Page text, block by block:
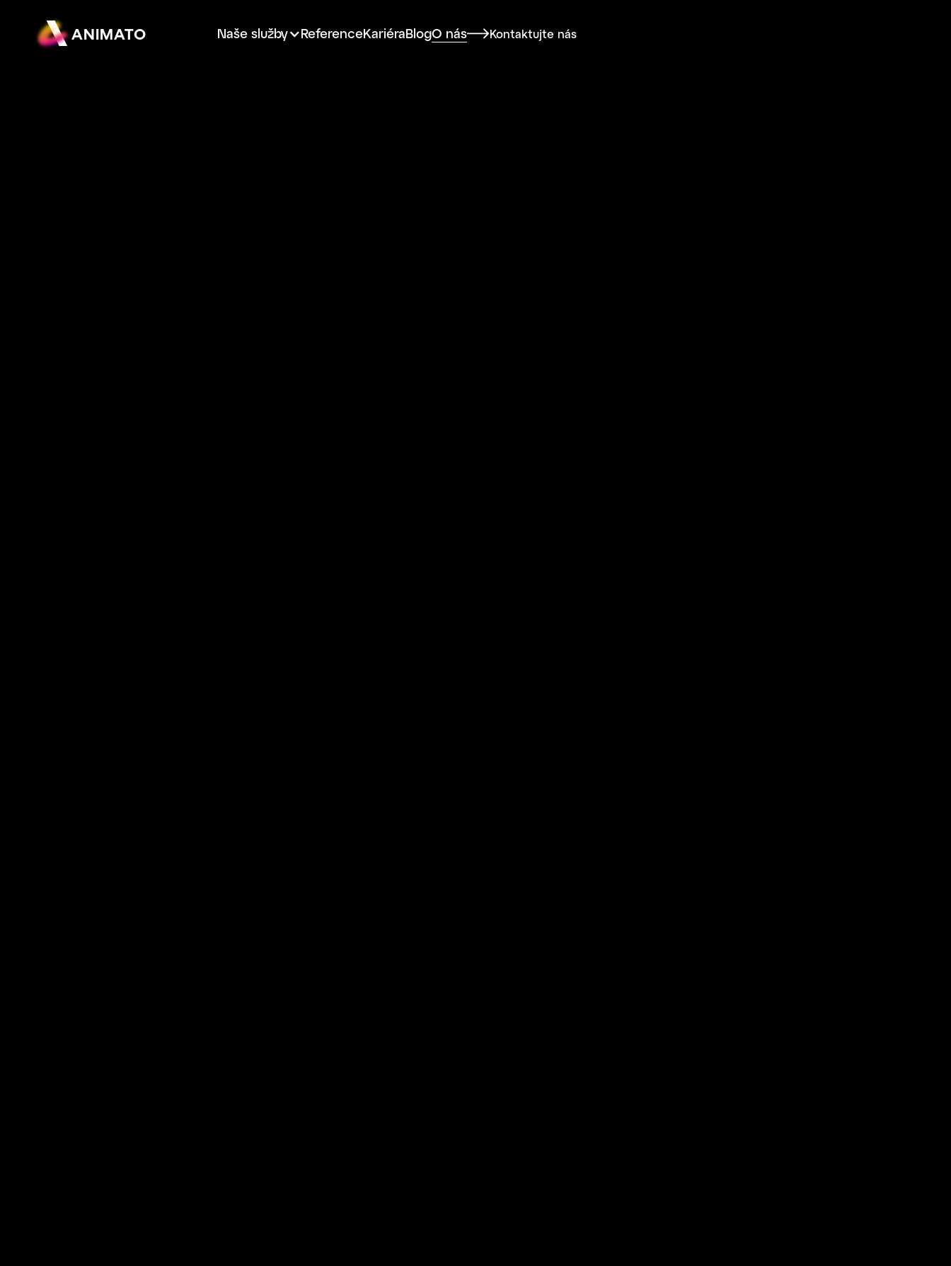
ANIMATO Naše služby ReferenceKariéraBlogO nás Kontaktujte nás